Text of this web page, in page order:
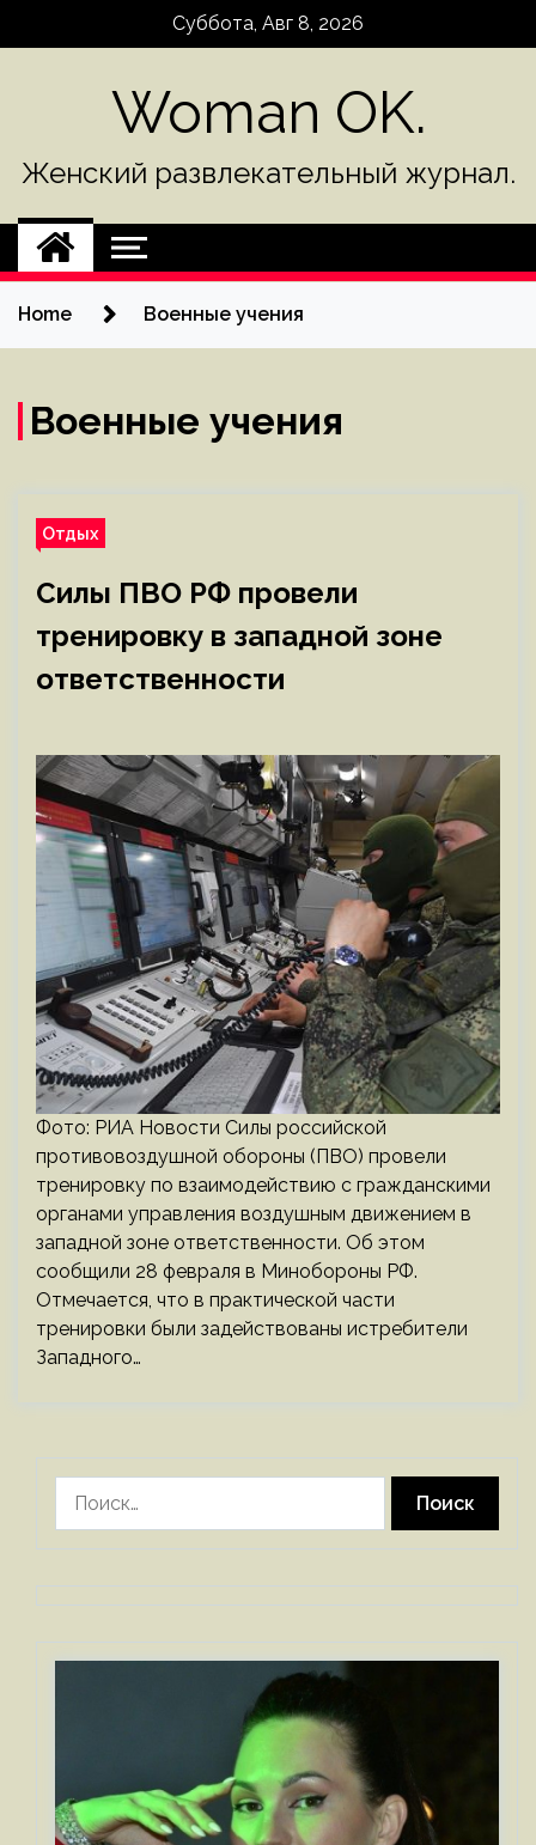
Суббота, Авг 8, 2026
Woman OK.
Женский развлекательный журнал.
Home Военные учения
Военные учения
Отдых
Силы ПВО РФ провели
тренировку в западной зоне
ответственности
Фото: РИА Новости Силы российской
противовоздушной обороны (ПВО) провели
тренировку по взаимодействию с гражданскими
органами управления воздушным движением в
западной зоне ответственности. Об этом
сообщили 28 февраля в Минобороны РФ.
Отмечается, что в практической части
тренировки были задействованы истребители
Западного…